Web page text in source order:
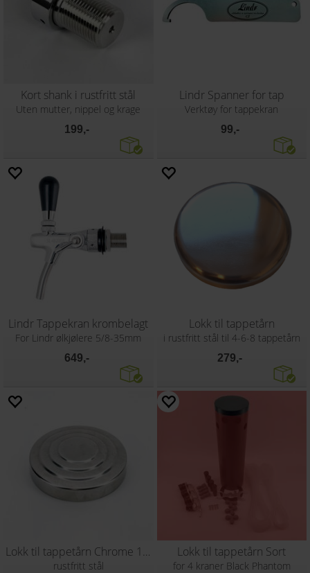
Kort shank i rustfritt stål
Uten mutter, nippel og krage
199,-
Lindr Spanner for tap
Verktøy for tappekran
99,-
Lindr Tappekran krombelagt
For Lindr ølkjølere 5/8-35mm
649,-
Lokk til tappetårn
i rustfritt stål til 4-6-8 tappetårn
279,-
Lokk til tappetårn Chrome 1-2-3
rustfritt stål
Lokk til tappetårn Sort
for 4 kraner Black Phantom